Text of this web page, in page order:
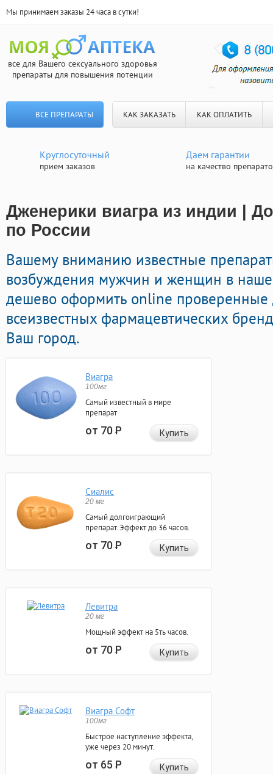
Мы принимаем заказы 24 часа в сутки!
все для Вашего сексуального здоровья
препараты для повышения потенции
ВСЕ ПРЕПАРАТЫ КАК ЗАКАЗАТЬ КАК ОПЛАТИТЬ
Круглосуточный
прием заказов
Даем гарантии
на качество
Дженерики виагра из индии |
по России
Вашему вниманию известные
возбуждения мужчин и женщин в
дешево оформить online проверенные
всеизвестных фармацевтических
Ваш город.
Виагра
100мг
Самый известный в мире
препарат
от 70Р Купить
Сиалис
20 мг
Самый долгоиграющий
препарат. Эффект до 36 часов.
от 70Р Купить
Левитра
20 мг
Мощный эффект на 5ть часов.
от 70Р Купить
Виагра Софт
100мг
Быстрое наступление эффекта,
уже через 20 минут.
от 65Р Купить